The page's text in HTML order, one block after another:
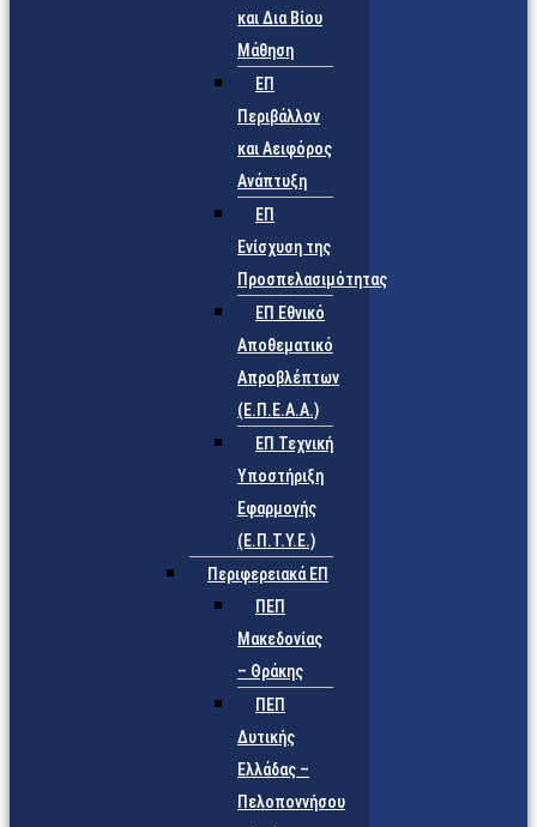
και Δια Βίου
Μάθηση
ΕΠ
Περιβάλλον
και Αειφόρος
Ανάπτυξη
ΕΠ
Ενίσχυση της
Προσπελασιμότητας
ΕΠ Εθνικό
Αποθεματικό
Απροβλέπτων
(Ε.Π.Ε.Α.Α.)
ΕΠ Τεχνική
Υποστήριξη
Εφαρμογής
(Ε.Π.Τ.Υ.Ε.)
Περιφερειακά ΕΠ
ΠΕΠ
Μακεδονίας
– Θράκης
ΠΕΠ
Δυτικής
Ελλάδας –
Πελοποννήσου